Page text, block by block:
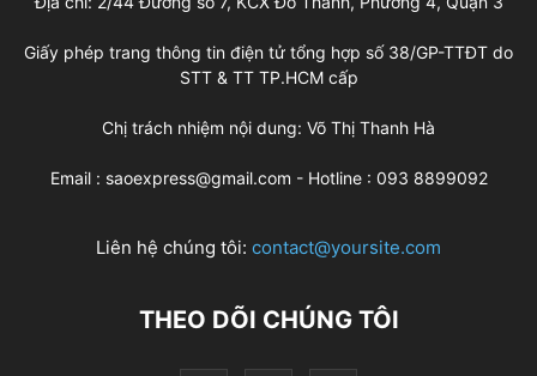
Giấy phép trang thông tin điện tử tổng hợp số 38/GP-TTĐT do
STT & TT TP.HCM cấp
Chị trách nhiệm nội dung: Võ Thị Thanh Hà
Email : saoexpress@gmail.com - Hotline : 093 8899092
Liên hệ chúng tôi: contact@yoursite.com
THEO DÕI CHÚNG TÔI